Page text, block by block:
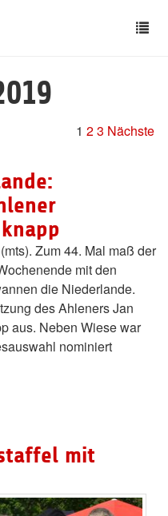
1 23 Nächste
(mts). Zum 44. Mal maß der
mit den
die Niederlande.
des Ahleners Jan
aus. Neben Wiese war
nominiert
mit